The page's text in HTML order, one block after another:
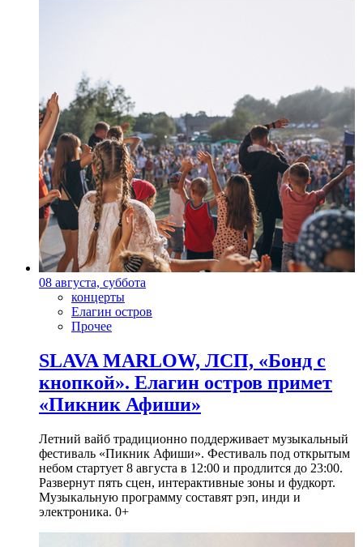
08 августа, суббота
концерты
Елагин остров
Прочее
SLAVA MARLOW, ЛСП, «Бонд с
кнопкой». Елагин остров примет
«Пикник Афиши»
Летний вайб традиционно поддерживает музыкальный
фестиваль «Пикник Афиши». Фестиваль под открытым
небом стартует 8 августа в 12:00 и продлится до 23:00.
Развернут пять сцен, интерактивные зоны и фудкорт.
Музыкальную программу составят рэп, инди и
электроника. 0+